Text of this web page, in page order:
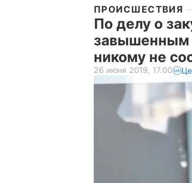
ПРОИСШЕСТВИЯ
По делу о
завышенным
никому не
26 июня 2019, 17.00